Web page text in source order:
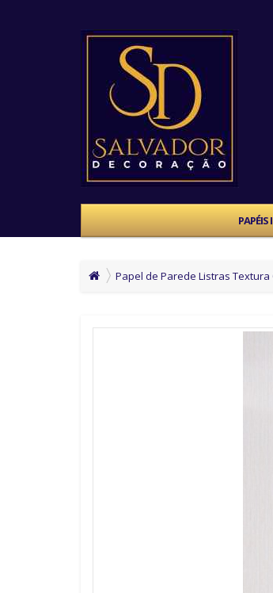
PAPÉIS
Papel de Parede Listras Textura